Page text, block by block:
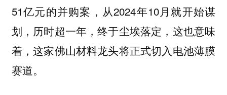
51亿元的并购案，从2024年10月就开始谋
划，历时超一年，终于尘埃落定，这也意味
着，这家佛山材料龙头将正式切入电池薄膜
赛道。